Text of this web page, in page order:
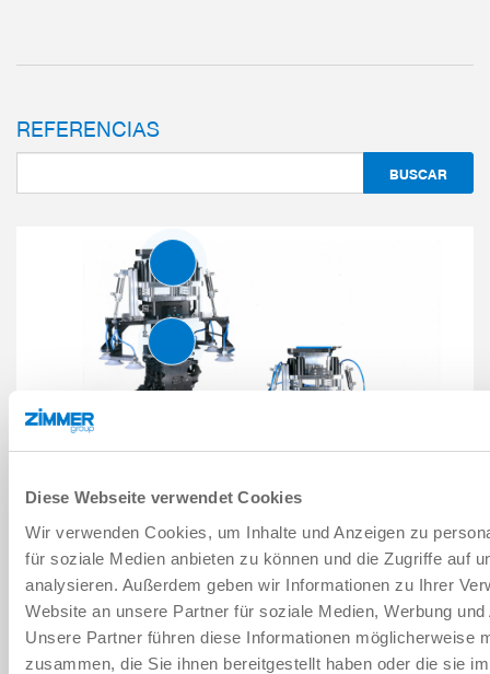
Diese Webseite verwendet Cookies
Wir verwenden Cookies, um Inhalte und Anzeigen zu
für soziale Medien anbieten zu können und die Zugriffe auf
analysieren. Außerdem geben wir Informationen zu Ihrer
Website an unsere Partner für soziale Medien, Werbung
Unsere Partner führen diese Informationen möglicherweise
zusammen, die Sie ihnen bereitgestellt haben oder die sie
REFERENCIAS
PINZAS PARALELAS
SERIE GP400
más
REFERENCIA DEL SISTEMA
PINZA PARA BLOQUES DEL MOTOR
PINZAS PARALELAS DE GRAN
RECORRIDO